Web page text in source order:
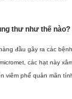
thư như thế nào?
đầu gây ra các bệnh
các hạt này
viêm phế quản mãn